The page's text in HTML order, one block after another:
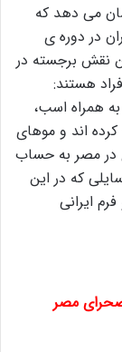
متر را نشان می دهد که
در دوره ی
نقش برجسته در
هستند:
همراه اسب،
اند و موهای
در مصر به حساب
که در این
ایرانی